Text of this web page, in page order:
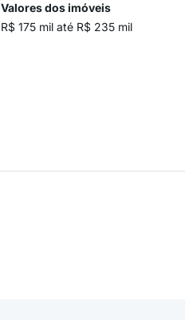
Valores dos imóveis
R$ 175 mil até R$ 235 mil